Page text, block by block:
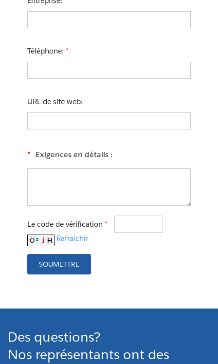
Téléphone: *
URL de site web:
* Exigences en détails :
Le code de vérification *
Rafraîchir
SOUMETTRE
Des questions?
Nos représentants ont des